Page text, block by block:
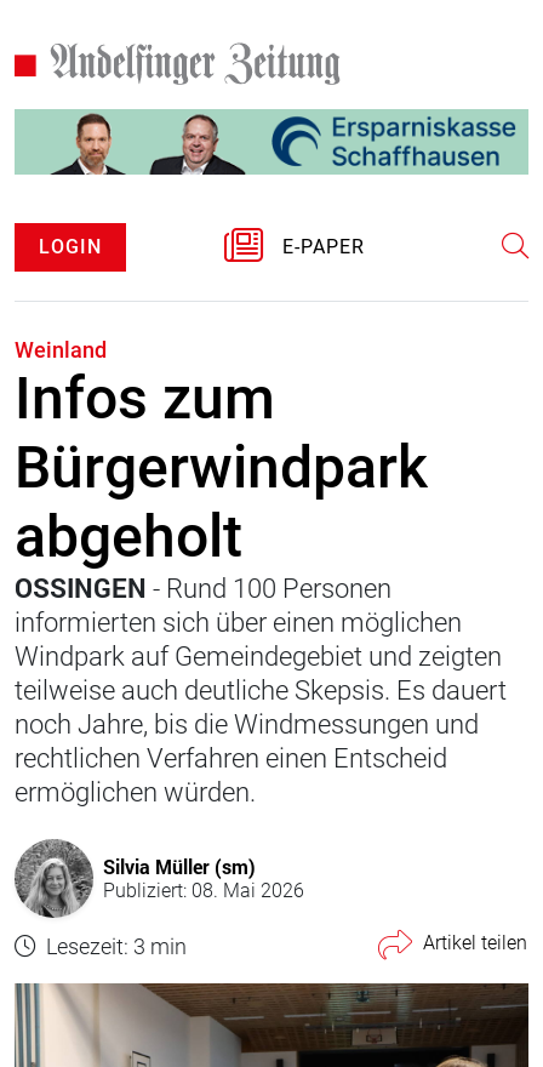
LOGIN E-PAPER
Weinland
Infos zum
Bürgerwindpark
abgeholt
OSSINGEN - Rund 100 Personen
informierten sich über einen möglichen
Windpark auf Gemeinde­gebiet und zeigten
teilweise auch deutliche Skepsis. Es dauert
noch Jahre, bis die Windmessungen und
rechtlichen Verfahren einen Entscheid
ermöglichen würden.
Silvia Müller (sm)
Publiziert: 08. Mai 2026
Lesezeit: 3 min Artikel teilen